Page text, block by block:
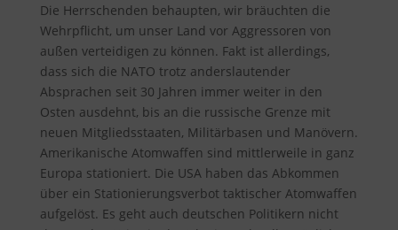
Die Herrschenden behaupten, wir bräuchten die
Wehrpflicht, um unser Land vor Aggressoren von
außen verteidigen zu können. Fakt ist allerdings,
dass sich die NATO trotz anderslautender
Absprachen seit 30 Jahren immer weiter in den
Osten ausdehnt, bis an die russische Grenze mit
neuen Mitgliedsstaaten, Militärbasen und Manövern.
Amerikanische Atomwaffen sind mittlerweile in ganz
Europa stationiert. Die USA haben das Abkommen
über ein Stationierungsverbot taktischer Atomwaffen
aufgelöst. Es geht auch deutschen Politikern nicht